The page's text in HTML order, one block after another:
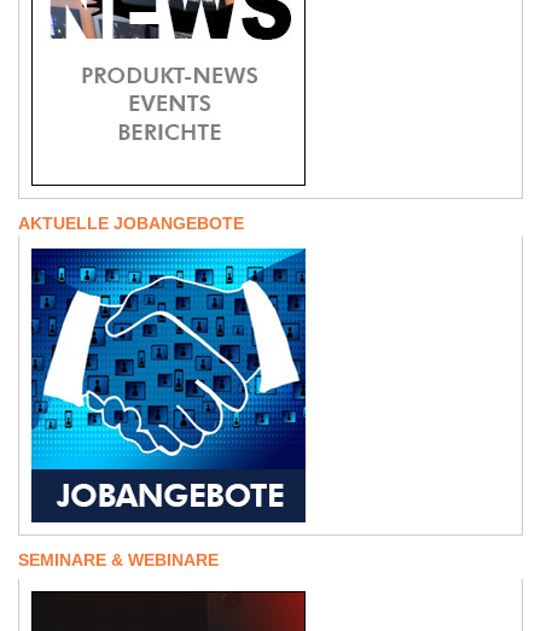
AKTUELLE JOBANGEBOTE
SEMINARE & WEBINARE